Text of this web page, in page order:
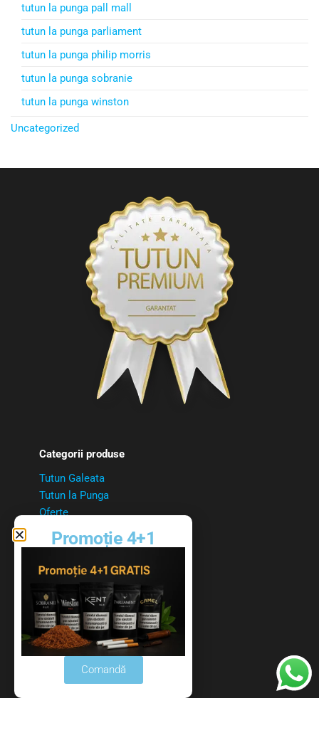
tutun la punga pall mall
tutun la punga parliament
tutun la punga philip morris
tutun la punga sobranie
tutun la punga winston
Uncategorized
Categorii produse
Tutun Galeata
Tutun la Punga
Oferte
Aparate Tigari
Tuburi Tigari
Linkuri utile
Politica de confidentialitate
Politica cookies
Livrare si Plati
Politica de retur
Promoție 4+1
Comandă